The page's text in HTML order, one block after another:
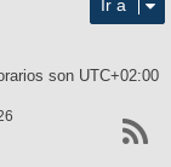
Ir a
son UTC+02:00